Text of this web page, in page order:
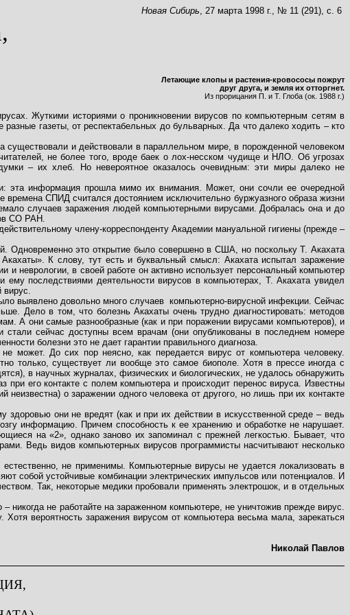
Новая Сибирь, 27 марта 1998 г., № 11 (291), с. 6
Летающие клопы и растения-кровососы пожрут
друг друга, и земля их отторгнет.
Из прорицания П. и Т. Глоба (ок. 1988 г.)
Жуткими историями о проникновении вирусов по компьютерным сетям в
газеты, от респектабельных до бульварных. Да что далеко ходить – кто
существовали и действовали в параллельном мире, в порожденной человеком
не более того, вроде баек о лох-несском чудище и НЛО. Об угрозах
– их хлеб. Но невероятное оказалось очевидным: эти миры далеко не
эта информация прошла мимо их внимания. Может, они сочли ее очередной
времена СПИД считался достоянием исключительно буржуазного образа жизни
случаев заражения людей компьютерными вирусами. Добралась она и до
СО РАН.
члену-корреспонденту Академии мануальной гигиены (прежде –
Одновременно это открытие было совершено в США, но поскольку Т. Акахата
Акахаты». К слову, тут есть и буквальный смысл: Акахата испытал заражение
неврологии, в своей работе он активно использует персональный компьютер
ему последствиями деятельности вирусов в компьютерах, Т. Акахата увидел
вирус.
выявлено довольно много случаев компьютерно-вирусной инфекции. Сейчас
Дело в том, что болезнь Акахаты очень трудно диагностировать: методов
А они самые разнообразные (как и при поражении вирусами компьютеров), и
стали сейчас доступны всем врачам (они опубликованы в последнем номере
болезни это не дает гарантии правильного диагноза.
может. До сих пор неясно, как передается вирус от компьютера человеку.
только, существует ли вообще это самое биополе. Хотя в прессе иногда с
в научных журналах, физических и биологических, не удалось обнаружить
при его контакте с полем компьютера и происходит перенос вируса. Известны
о заражении одного человека от другого, но лишь при их контакте
они не вредят (как и при их действии в искусственной среде – ведь
информацию. Причем способность к ее хранению и обработке не нарушает.
на «2», однако заново их запоминал с прежней легкостью. Бывает, что
Ведь видов компьютерных вирусов программисты насчитывают несколько
не применимы. Компьютерные вирусы не удается локализовать в
собой устойчивые комбинации электрических импульсов или потенциалов. И
Так, некоторые медики пробовали применять электрошок, и в отдельных
никогда не работайте на зараженном компьютере, не уничтожив прежде вирус.
вероятность заражения вирусом от компьютера весьма мала, зарекаться
Николай Павлов